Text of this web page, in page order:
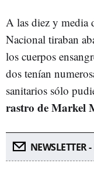
A las diez y media
Nacional tiraban
los cuerpos
dos tenían
sanitarios sólo
rastro de Markel
NEWSLETTER